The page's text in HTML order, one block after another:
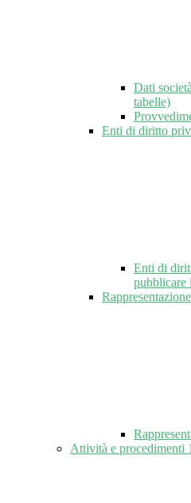
Dati
tabelle)
Enti di diritto
Enti di
pubblicare
Attività e procedimenti